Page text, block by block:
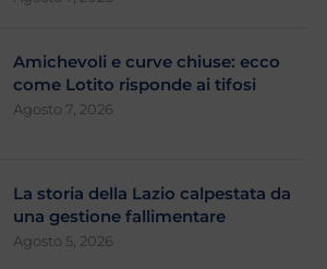
Amichevoli e curve chiuse: ecco
come Lotito risponde ai tifosi
Agosto 7, 2026
La storia della Lazio calpestata da
una gestione fallimentare
Agosto 5, 2026